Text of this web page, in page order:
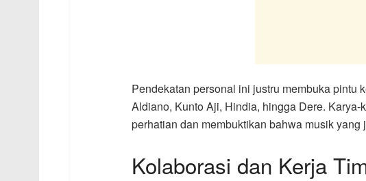
Pendekatan personal ini justru membuka pintu
Aldiano, Kunto Aji, Hindia, hingga Dere.
perhatian dan membuktikan bahwa musik
Kolaborasi dan Kerja